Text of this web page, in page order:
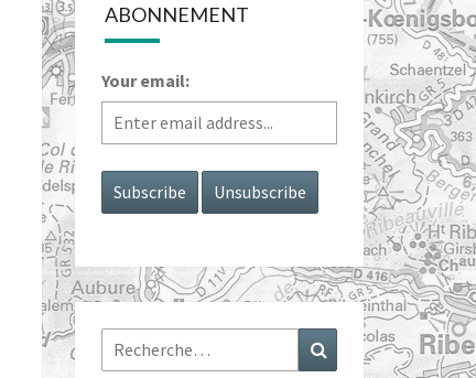
ABONNEMENT
Your email:
Rechercher : Recherche